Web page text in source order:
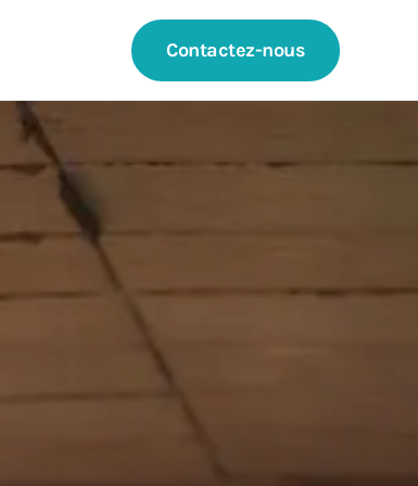
Contactez-nous